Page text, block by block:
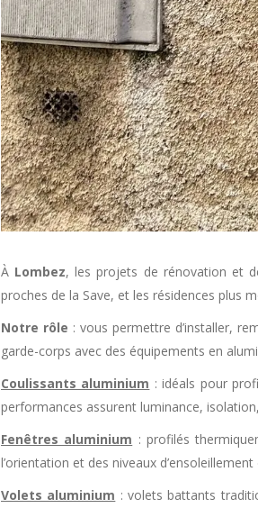
À Lombez, les projets de rénovation et
proches de la Save, et les résidences plus
Notre rôle : vous permettre d’installer,
garde-corps avec des équipements en
Coulissants aluminium : idéals pour
performances assurent luminance,
Fenêtres aluminium : profilés
l’orientation et des niveaux
Volets aluminium : volets battants